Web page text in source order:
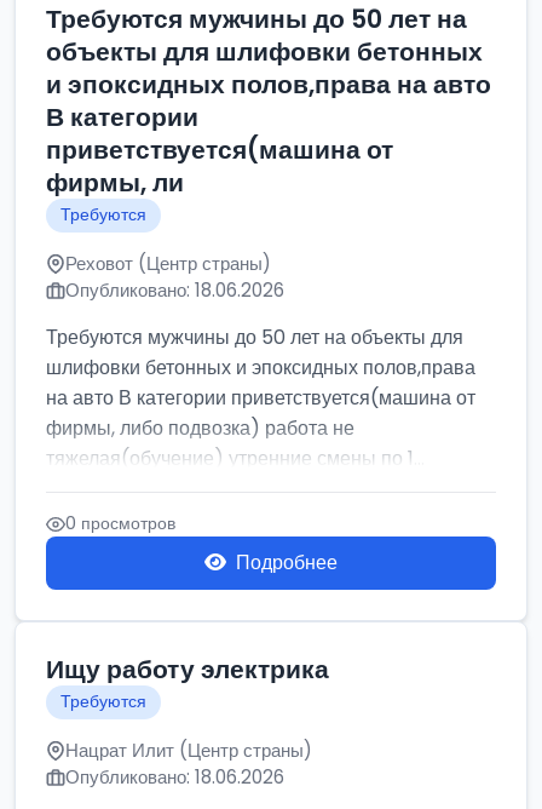
Требуются мужчины до 50 лет на
объекты для шлифовки бетонных
и эпоксидных полов,права на авто
В категории
приветствуется(машина от
фирмы, ли
Требуются
Реховот (Центр страны)
Опубликовано: 18.06.2026
Требуются мужчины до 50 лет на объекты для
шлифовки бетонных и эпоксидных полов,права
на авто В категории приветствуется(машина от
фирмы, либо подвозка) работа не
тяжелая(обучение) утренние смены по 1...
0 просмотров
Подробнее
Ищу работу электрика
Требуются
Нацрат Илит (Центр страны)
Опубликовано: 18.06.2026